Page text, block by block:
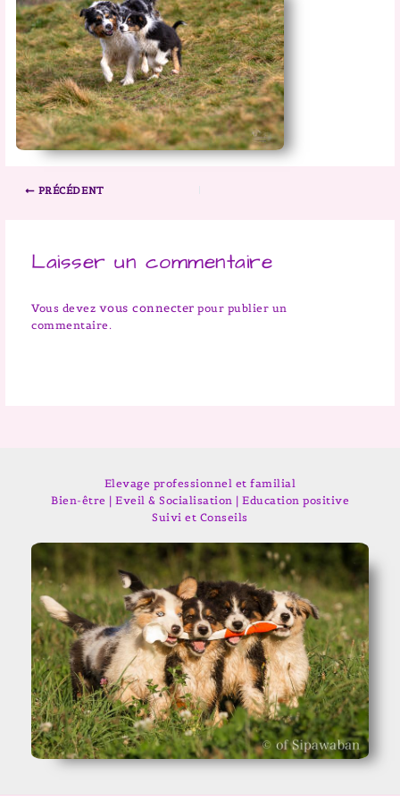
PRÉCÉDENT
Laisser un commentaire
Vous devez vous connecter pour publier un
commentaire.
Elevage professionnel et familial
Bien-être | Eveil & Socialisation | Education positive
Suivi et Conseils